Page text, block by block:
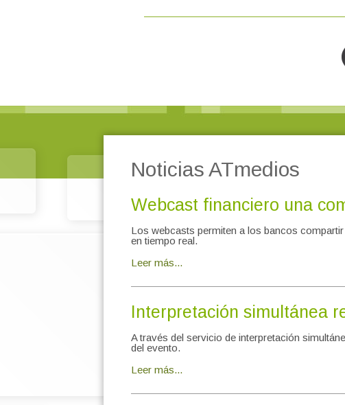
Noticias ATmedios
Webcast financiero una
Los webcasts permiten a los bancos
en tiempo real.
Leer más...
Interpretación simultánea
A través del servicio de interpretación
del evento.
Leer más...